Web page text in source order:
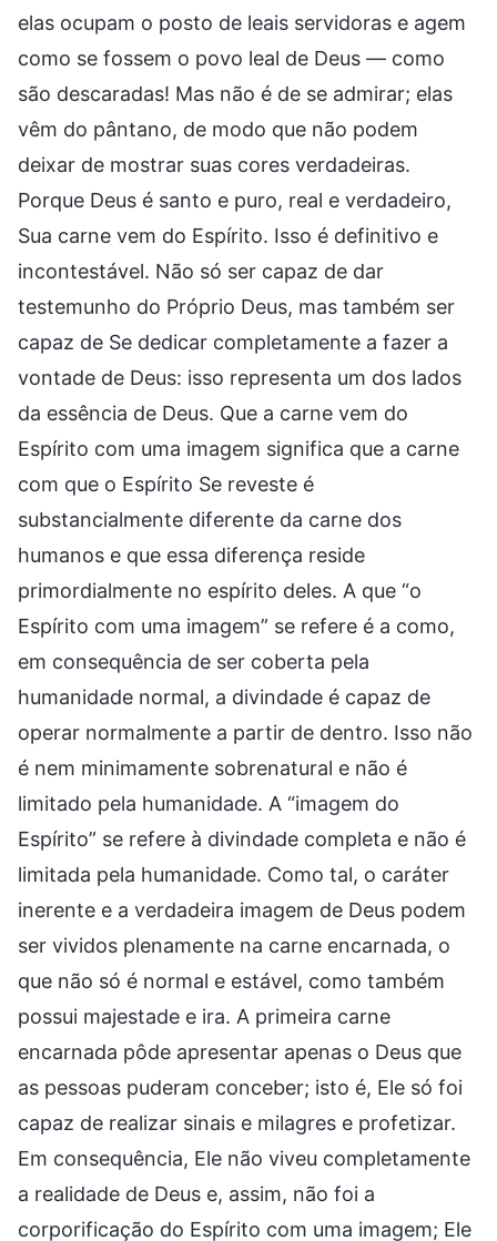
elas ocupam o posto de leais servidoras e agem
como se fossem o povo leal de Deus — como
são descaradas! Mas não é de se admirar; elas
vêm do pântano, de modo que não podem
deixar de mostrar suas cores verdadeiras.
Porque Deus é santo e puro, real e verdadeiro,
Sua carne vem do Espírito. Isso é definitivo e
incontestável. Não só ser capaz de dar
testemunho do Próprio Deus, mas também ser
capaz de Se dedicar completamente a fazer a
vontade de Deus: isso representa um dos lados
da essência de Deus. Que a carne vem do
Espírito com uma imagem significa que a carne
com que o Espírito Se reveste é
substancialmente diferente da carne dos
humanos e que essa diferença reside
primordialmente no espírito deles. A que “o
Espírito com uma imagem” se refere é a como,
em consequência de ser coberta pela
humanidade normal, a divindade é capaz de
operar normalmente a partir de dentro. Isso não
é nem minimamente sobrenatural e não é
limitado pela humanidade. A “imagem do
Espírito” se refere à divindade completa e não é
limitada pela humanidade. Como tal, o caráter
inerente e a verdadeira imagem de Deus podem
ser vividos plenamente na carne encarnada, o
que não só é normal e estável, como também
possui majestade e ira. A primeira carne
encarnada pôde apresentar apenas o Deus que
as pessoas puderam conceber; isto é, Ele só foi
capaz de realizar sinais e milagres e profetizar.
Em consequência, Ele não viveu completamente
a realidade de Deus e, assim, não foi a
corporificação do Espírito com uma imagem; Ele